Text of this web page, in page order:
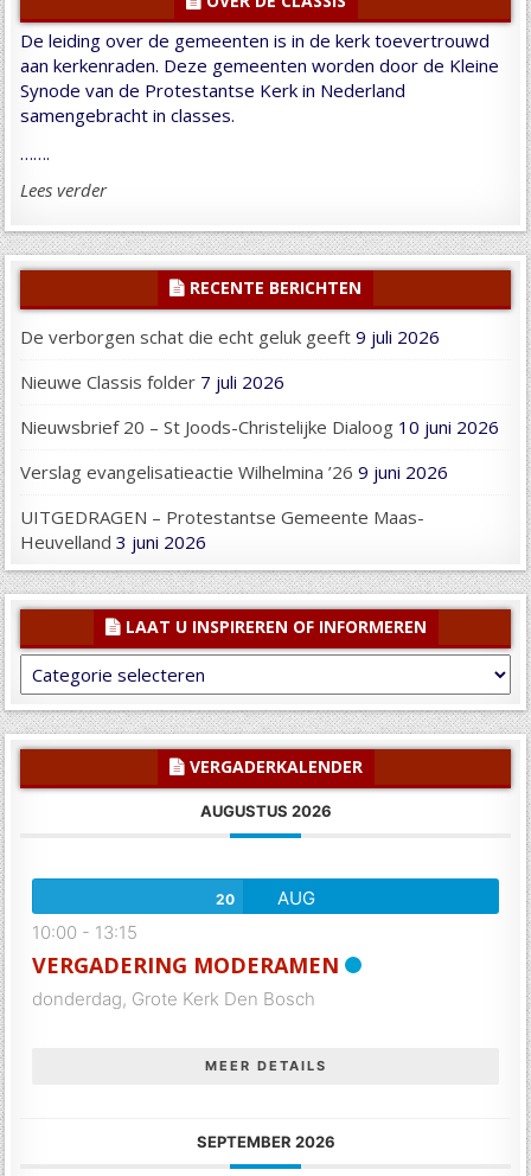
De leiding over de gemeenten is in de kerk toevertrouwd
aan kerkenraden. Deze gemeenten worden door de Kleine
Synode van de Protestantse Kerk in Nederland
samengebracht in classes.
…….
Lees verder
RECENTE BERICHTEN
De verborgen schat die echt geluk geeft 9 juli 2026
Nieuwe Classis folder 7 juli 2026
Nieuwsbrief 20 – St Joods-Christelijke Dialoog 10 juni 2026
Verslag evangelisatieactie Wilhelmina ’26 9 juni 2026
UITGEDRAGEN – Protestantse Gemeente Maas-
Heuvelland 3 juni 2026
LAAT U INSPIREREN OF INFORMEREN
Laat
U
inspireren
of
VERGADERKALENDER
AUGUSTUS 2026
20
AUG
10:00 - 13:15
VERGADERING MODERAMEN
donderdag, Grote Kerk Den Bosch
MEER DETAILS
SEPTEMBER 2026